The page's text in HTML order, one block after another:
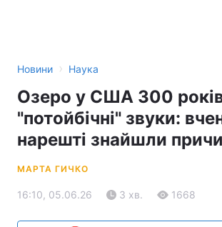
Новини › Наука
Озеро у США 300
"потойбічні" звуки:
нарешті знайшли
МАРТА ГИЧКО
16:10, 05.06.26 3 хв. 1668